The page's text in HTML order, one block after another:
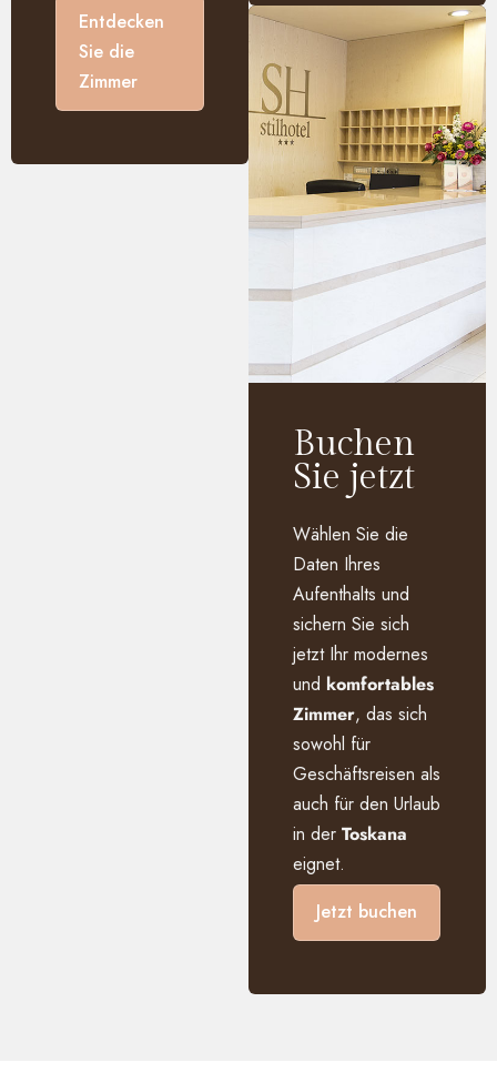
Entdecken
Sie die
Zimmer
Buchen
Sie jetzt
Wählen Sie die
Daten Ihres
Aufenthalts und
sichern Sie sich
jetzt Ihr modernes
und komfortables
Zimmer, das sich
sowohl für
Geschäftsreisen als
auch für den Urlaub
in der Toskana
eignet.
Jetzt buchen